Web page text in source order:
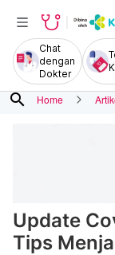
Chat
dengan
Dokter
search Home
Update
Tips